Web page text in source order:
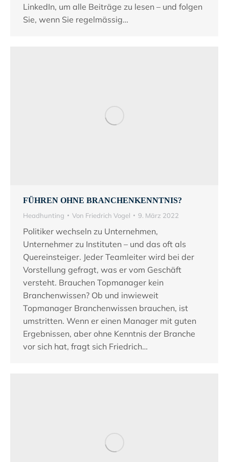
LinkedIn, um alle Beiträge zu lesen – und folgen
Sie, wenn Sie regelmässig…
FÜHREN OHNE BRANCHENKENNTNIS?
Headhunting Von Friedrich Vogel 9. März 2022
Politiker wechseln zu Unternehmen,
Unternehmer zu Instituten – und das oft als
Quereinsteiger. Jeder Teamleiter wird bei der
Vorstellung gefragt, was er vom Geschäft
versteht. Brauchen Topmanager kein
Branchenwissen? Ob und inwieweit
Topmanager Branchenwissen brauchen, ist
umstritten. Wenn er einen Manager mit guten
Ergebnissen, aber ohne Kenntnis der Branche
vor sich hat, fragt sich Friedrich…